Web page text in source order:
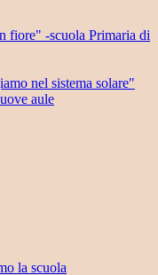
fiore" -scuola Primaria di
nel sistema solare"
aule
la scuola